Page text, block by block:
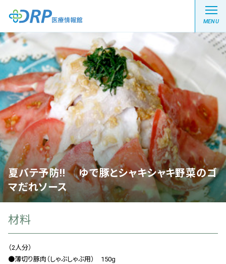
MENU
最新の注目記事
栄養健康レシピ
医療系学生記事
健康川柳
DRP医療情報館とは?
お知らせ
夏バテ予防!! ゆで豚とシャキシャキ野菜のゴ
マだれソース
材料
（2人分）
●薄切り豚肉（しゃぶしゃぶ用） 150g